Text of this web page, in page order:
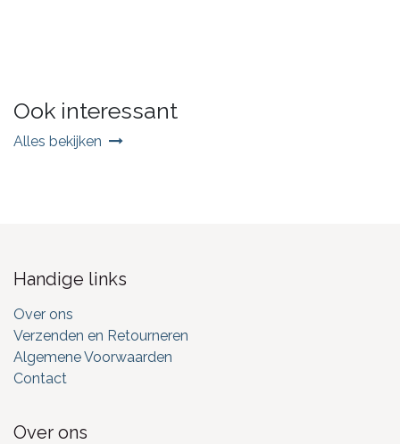
Ook interessant
Alles bekijken
Handige links
Over ons
Verzenden en Retourneren
Algemene Voorwaarden
Contact
Over ons